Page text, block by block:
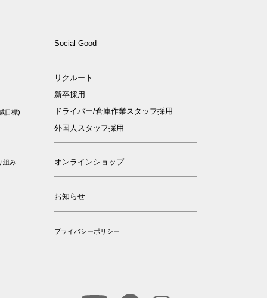
目標)
組み
Social Good
リクルート
新卒採用
ドライバー/倉庫作業スタッフ採用
外国人スタッフ採用
オンラインショップ
お知らせ
プライバシーポリシー